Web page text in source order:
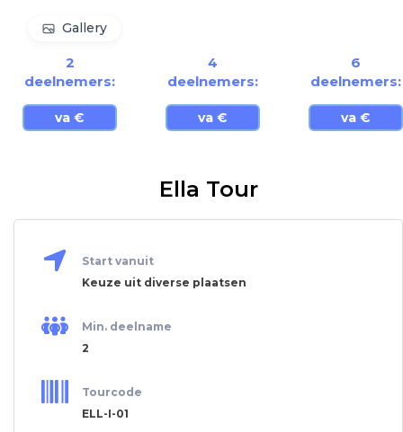
Gallery
2
deelnemers:
4
deelnemers:
6
deelnemers:
va € va € va €
Ella Tour
Start vanuit
Keuze uit diverse plaatsen
Min. deelname
2
Tourcode
ELL-I-01